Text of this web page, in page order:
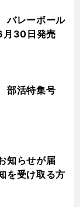
バレーボール
30日発売
部活特集号
知らせが届
を受け取る方